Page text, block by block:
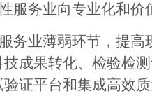
服务业向专业化和价
务业薄弱环节，提
成果转化、检验检
证平台和集成高效